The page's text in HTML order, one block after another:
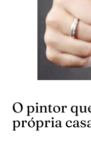
O pintor
própria